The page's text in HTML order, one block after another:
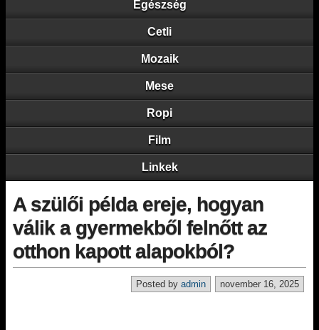
Egészség
Cetli
Mozaik
Mese
Ropi
Film
Linkek
A szülői példa ereje, hogyan
válik a gyermekből felnőtt az
otthon kapott alapokból?
november 16, 2025
Posted by admin